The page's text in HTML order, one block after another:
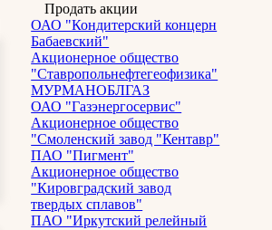
Продать акции
ОАО "Кондитерский концерн
Бабаевский"
Акционерное общество
"Ставропольнефтегеофизика"
МУРМАНОБЛГАЗ
ОАО "Газэнергосервис"
Акционерное общество
"Смоленский завод "Кентавр"
ПАО "Пигмент"
Акционерное общество
"Кировградский завод
твердых сплавов"
ПАО "Иркутский релейный